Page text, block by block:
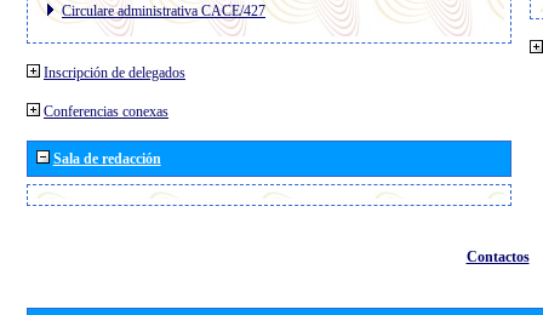
Circulare administrativa CACE/427
Inscripción de delegados
Conferencias conexas
Sala de redacción
Contactos